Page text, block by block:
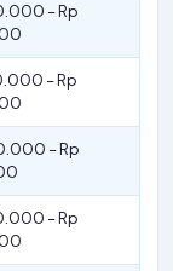
– Rp
– Rp
– Rp
– Rp